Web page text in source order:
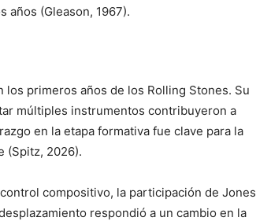
años (Gleason, 1967).
primeros años de los Rolling Stones. Su
múltiples instrumentos contribuyeron a
en la etapa formativa fue clave para la
(Spitz, 2026).
compositivo, la participación de Jones
respondió a un cambio en la